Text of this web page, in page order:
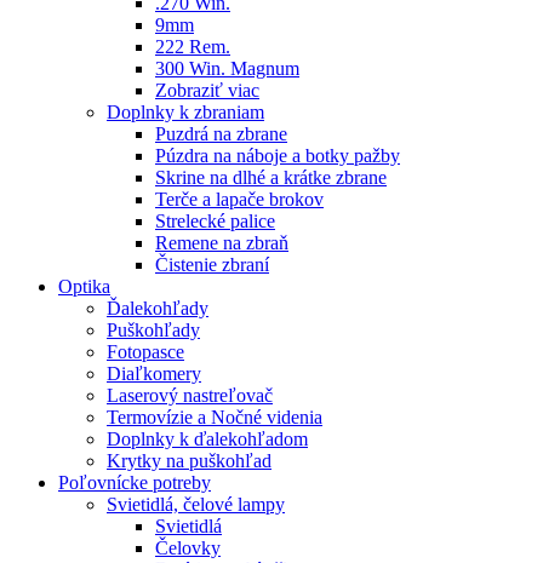
9mm
222 Rem.
300 Win. Magnum
Zobraziť viac
Doplnky k zbraniam
Puzdrá na zbrane
Púzdra na náboje a botky pažby
Skrine na dlhé a krátke zbrane
Terče a lapače brokov
Strelecké palice
Remene na zbraň
Čistenie zbraní
Optika
Ďalekohľady
Puškohľady
Fotopasce
Diaľkomery
Laserový nastreľovač
Termovízie a Nočné videnia
Doplnky k ďalekohľadom
Krytky na puškohľad
Poľovnícke potreby
Svietidlá, čelové lampy
Svietidlá
Čelovky